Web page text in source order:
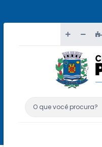
O que você procura?